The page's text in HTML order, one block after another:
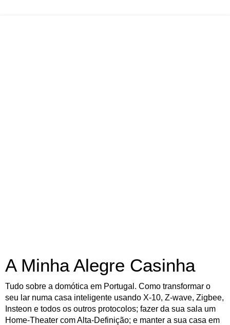
A Minha Alegre Casinha
Tudo sobre a domótica em Portugal. Como transformar o
seu lar numa casa inteligente usando X-10, Z-wave, Zigbee,
Insteon e todos os outros protocolos; fazer da sua sala um
Home-Theater com Alta-Definição; e manter a sua casa em